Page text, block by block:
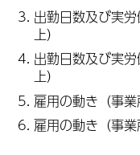
出勤日数及び実
上）
出勤日数及び実
上）
雇用の動き（事業
雇用の動き（事業